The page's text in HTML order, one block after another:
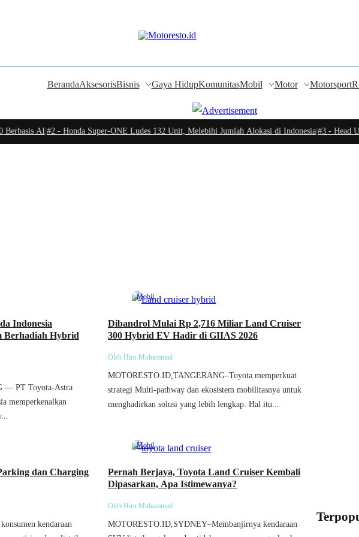
BerandaAksesorisBisnis Gaya HidupKomunitasMobil Motor Motorsport
AI|#2 -Honda Super-ONE Ludes 132 Unit, Melebihi Jumlah Alokasi di Indonesia|#3 -Head
Indonesia
Berhadiah Hybrid
— PT Toyota-Astra
memperkenalkan
Mobil
Dibandrol Mulai Rp 2,716 Miliar Land Cruiser
300 Hybrid EV Hadir di GIIAS 2026
Oleh Hiru Muhammad
MOTORESTO.ID,TANGERANG–Toyota memperkuat
strategi Multi-pathway dan ekosistem mobilitasnya untuk
menghadirkan solusi yang lebih lengkap. Hal itu...
dan Charging
kendaraan
Mobil
Pernah Berjaya, Toyota Land Cruiser Kembali
Dipasarkan, Apa Istimewanya?
Oleh Hiru Muhammad
MOTORESTO.ID,SYDNEY–Membanjirnya kendaraan